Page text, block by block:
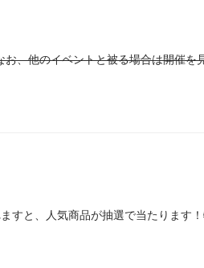
、他のイベントと被る場合は開催
すと、人気商品が抽選で当たります